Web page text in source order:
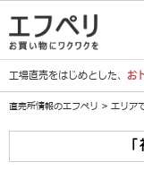
工場直売をはじめとした、 お
直売所情報のエフペリ > エリア